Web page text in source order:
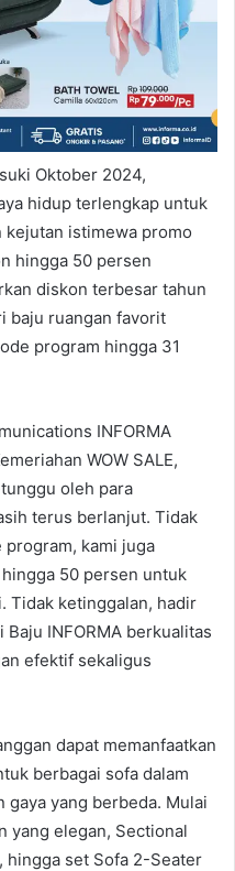
Oktober 2024,
hidup terlengkap untuk
kejutan istimewa promo
hingga 50 persen
diskon terbesar tahun
baju ruangan favorit
program hingga 31
INFORMA
WOW SALE,
oleh para
terus berlanjut. Tidak
kami juga
50 persen untuk
Tidak ketinggalan, hadir
INFORMA berkualitas
efektif sekaligus
dapat memanfaatkan
berbagai sofa dalam
gaya yang berbeda. Mulai
yang elegan, Sectional
hingga set Sofa 2-Seater